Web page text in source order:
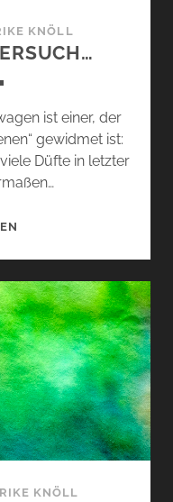
KNÖLL
ist einer, der
gewidmet ist:
Düfte in letzter
KNÖLL